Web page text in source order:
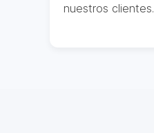
nuestros clientes.